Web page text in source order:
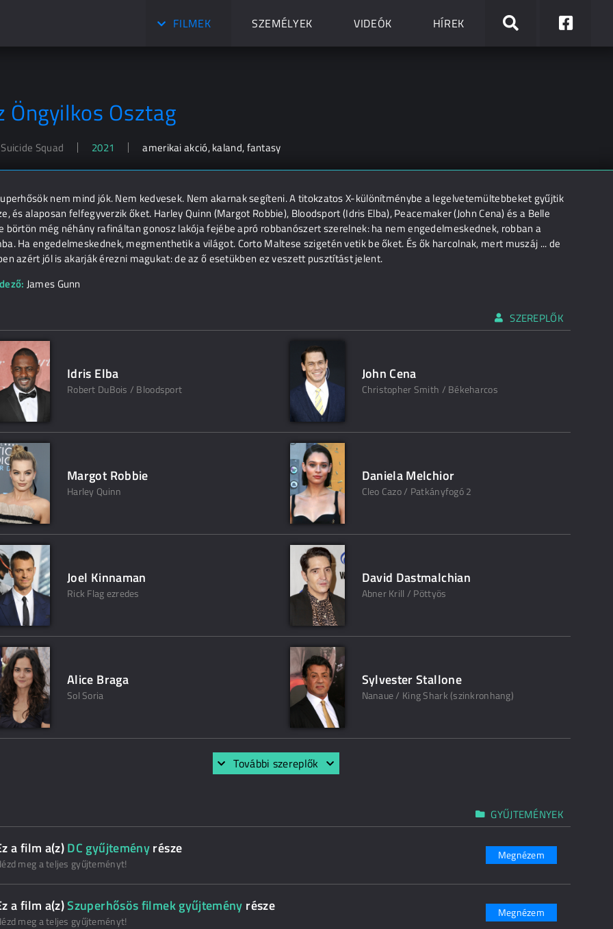
FILMEK SZEMÉLYEK VIDEÓK HÍREK
Öngyilkos Osztag
Squad 2021 amerikai akció, kaland, fantasy
nem mind jók. Nem kedvesek. Nem akarnak segíteni. A titokzatos X-különítménybe a legelvetemültebbeket gyűjtik
és alaposan felfegyverzik őket. Harley Quinn (Margot Robbie), Bloodsport (Idris Elba), Peacemaker (John Cena) és a Belle
börtön még néhány rafináltan gonosz lakója fejébe apró robbanószert szerelnek: ha nem engedelmeskednek, robban a
Ha engedelmeskednek, megmenthetik a világot. Corto Maltese szigetén vetik be őket. És ők harcolnak, mert muszáj ... de
azért jól is akarják érezni magukat: de az ő esetükben ez veszett pusztítást jelent.
James Gunn
SZEREPLŐK
Idris Elba
Robert DuBois / Bloodsport
John Cena
Christopher Smith / Békeharcos
Margot Robbie
Harley Quinn
Daniela Melchior
Cleo Cazo / Patkányfogó 2
Joel Kinnaman
Rick Flag ezredes
David Dastmalchian
Abner Krill / Pöttyös
Alice Braga
Sol Soria
Sylvester Stallone
Nanaue / King Shark (szinkronhang)
További szereplők
GYŰJTEMÉNYEK
a film a(z)DC gyűjteményrésze
meg a teljes gyűjteményt!
Megnézem
a film a(z)Szuperhősös filmek gyűjtemény része
meg a teljes gyűjteményt!
Megnézem